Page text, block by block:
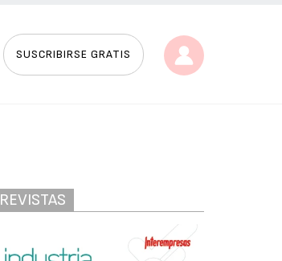
SUSCRIBIRSE GRATIS
REVISTAS